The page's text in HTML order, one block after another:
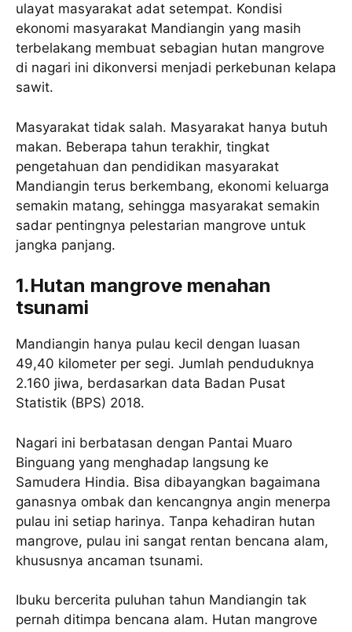
ulayat masyarakat adat setempat. Kondisi
ekonomi masyarakat Mandiangin yang masih
terbelakang membuat sebagian hutan mangrove
di nagari ini dikonversi menjadi perkebunan kelapa
sawit.
Masyarakat tidak salah. Masyarakat hanya butuh
makan. Beberapa tahun terakhir, tingkat
pengetahuan dan pendidikan masyarakat
Mandiangin terus berkembang, ekonomi keluarga
semakin matang, sehingga masyarakat semakin
sadar pentingnya pelestarian mangrove untuk
jangka panjang.
1.Hutan mangrove menahan
tsunami
Mandiangin hanya pulau kecil dengan luasan
49,40 kilometer per segi. Jumlah penduduknya
2.160 jiwa, berdasarkan data Badan Pusat
Statistik (BPS) 2018.
Nagari ini berbatasan dengan Pantai Muaro
Binguang yang menghadap langsung ke
Samudera Hindia. Bisa dibayangkan bagaimana
ganasnya ombak dan kencangnya angin menerpa
pulau ini setiap harinya. Tanpa kehadiran hutan
mangrove, pulau ini sangat rentan bencana alam,
khususnya ancaman tsunami.
Ibuku bercerita puluhan tahun Mandiangin tak
pernah ditimpa bencana alam. Hutan mangrove